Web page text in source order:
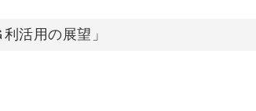
活用の展望」